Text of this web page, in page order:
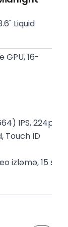
Liquid
GPU, 16-
IPS, 224ppi,
Touch ID
izləmə, 15